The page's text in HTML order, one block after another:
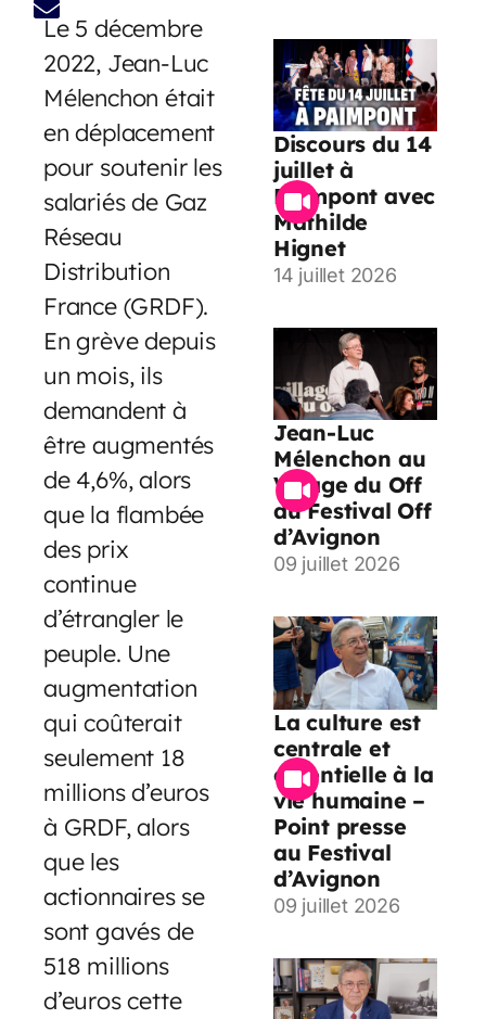
Le 5 décembre
2022, Jean-Luc
Mélenchon était
en déplacement
pour soutenir les
salariés de Gaz
Réseau
Distribution
France (GRDF).
En grève depuis
un mois, ils
demandent à
être augmentés
de 4,6%, alors
que la flambée
des prix
continue
d’étrangler le
peuple. Une
augmentation
qui coûterait
seulement 18
millions d’euros
à GRDF, alors
que les
actionnaires se
sont gavés de
518 millions
d’euros cette
Discours du 14
juillet à
Paimpont avec
Mathilde
Hignet
14 juillet 2026
Jean-Luc
Mélenchon au
Village du Off
du Festival Off
d’Avignon
09 juillet 2026
La culture est
centrale et
essentielle à la
vie humaine –
Point presse
au Festival
d’Avignon
09 juillet 2026